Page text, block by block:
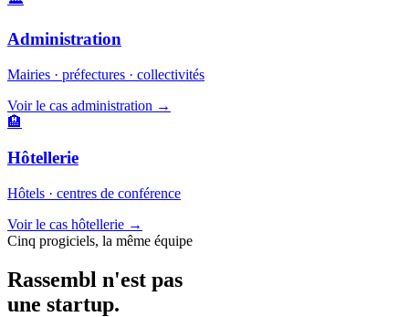
Administration
Mairies · préfectures · collectivités
Voir le cas administration →
🏨
Hôtellerie
Hôtels · centres de conférence
Voir le cas hôtellerie →
Cinq progiciels, la même équipe
Rassembl n'est pas
une startup.